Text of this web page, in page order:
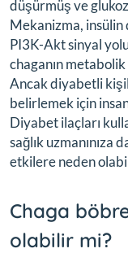
düşürmüş ve
Mekanizma, insülin
PI3K-Akt sinyal
chaganın
Ancak diyabetli
belirlemek için
Diyabet ilaçları
sağlık uzmanınıza
etkilere neden
Chaga
olabilir mi?